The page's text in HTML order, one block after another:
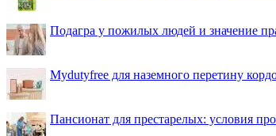
Подагра у пожилых людей и значение
Mydutyfree для наземного перетину
Пансионат для престарелых: условия